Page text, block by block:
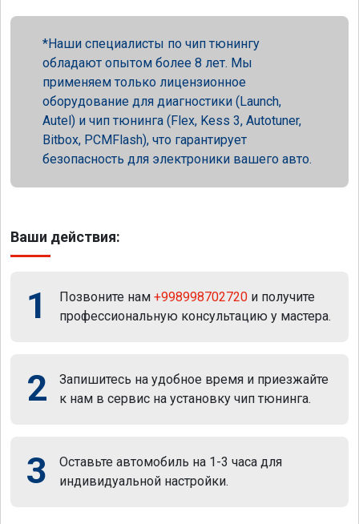
Наши специалисты по чип тюнингу
обладают опытом более 8 лет. Мы
применяем только лицензионное
оборудование для диагностики (Launch,
Autel) и чип тюнинга (Flex, Kess 3, Autotuner,
Bitbox, PCMFlash), что гарантирует
безопасность для электроники вашего авто.
Ваши действия:
1 Позвоните нам +998998702720 и получите
профессиональную консультацию у мастера.
2
Запишитесь на удобное время и приезжайте
к нам в сервис на установку чип тюнинга.
3
Оставьте автомобиль на 1-3 часа для
индивидуальной настройки.